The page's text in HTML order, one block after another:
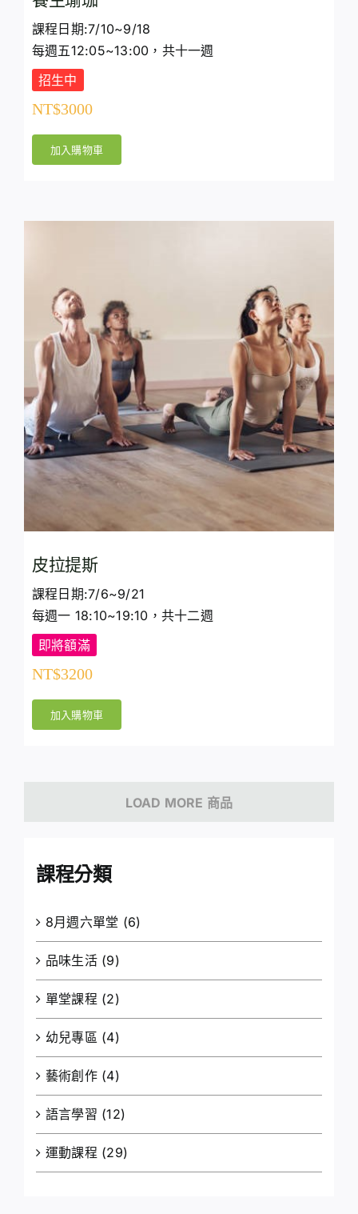
課程日期:7/10~9/18
每週五12:05~13:00，共十一週
招生中
NT$3000
加入購物車
皮拉提斯
課程日期:7/6~9/21
每週一 18:10~19:10，共十二週
即將額滿
NT$3200
加入購物車
LOAD MORE 商品
課程分類
8月週六單堂 (6)
品味生活 (9)
單堂課程 (2)
幼兒專區 (4)
藝術創作 (4)
語言學習 (12)
運動課程 (29)